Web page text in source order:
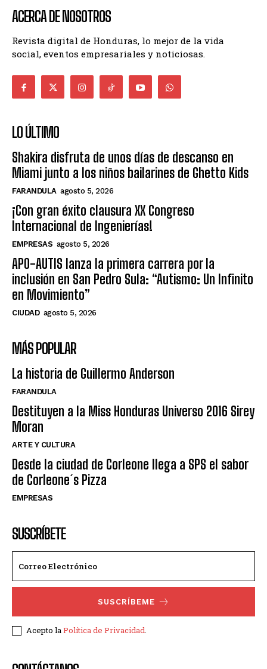
ACERCA DE NOSOTROS
Revista digital de Honduras, lo mejor de la vida
social, eventos empresariales y noticiosas.
LO ÚLTIMO
Shakira disfruta de unos días de descanso en
Miami junto a los niños bailarines de Ghetto Kids
FARANDULA agosto 5, 2026
¡Con gran éxito clausura XX Congreso
Internacional de Ingenierías!
EMPRESAS agosto 5, 2026
APO-AUTIS lanza la primera carrera por la
inclusión en San Pedro Sula: “Autismo: Un Infinito
en Movimiento”
CIUDAD agosto 5, 2026
MÁS POPULAR
La historia de Guillermo Anderson
FARANDULA
Destituyen a la Miss Honduras Universo 2016 Sirey
Moran
ARTE Y CULTURA
Desde la ciudad de Corleone llega a SPS el sabor
de Corleone´s Pizza
EMPRESAS
SUSCRÍBETE
SUSCRÍBEME
Acepto laPolítica de Privacidad.